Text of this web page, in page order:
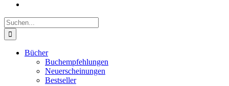
Suche
nach:
Bücher
Buchempfehlungen
Neuerscheinungen
Bestseller